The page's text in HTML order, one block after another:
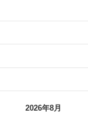
2026年8月